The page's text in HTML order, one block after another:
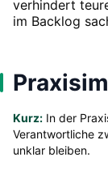
verhindert
im Backlog
Kurz: In der
Verantwortliche
unklar bleiben.